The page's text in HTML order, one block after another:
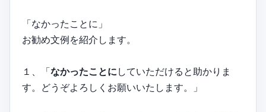
「なかったことに」
お勧め文例を紹介します。
１、「なかったことに していただけると助かりま
す。どうぞよろしくお願いいたします。」